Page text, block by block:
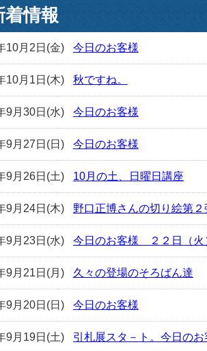
着情報
10月2日(金) 今日のお客様
10月1日(木) 秋ですね。
9月30日(水) 今日のお客様
9月27日(日) 今日のお客様
9月26日(土) 10月の土、日曜日講座
9月24日(木) 野口正博さんの切り絵第
9月23日(水) 今日のお客様 ２２日（火
9月21日(月) 久々の登場のそろばん達
9月20日(日) 今日のお客様
9月19日(土) 引札展スタ－ト。今日のお